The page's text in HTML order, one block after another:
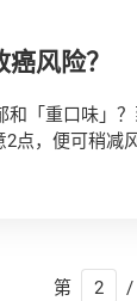
风险？
「重口味」
点，便可稍减
第 /